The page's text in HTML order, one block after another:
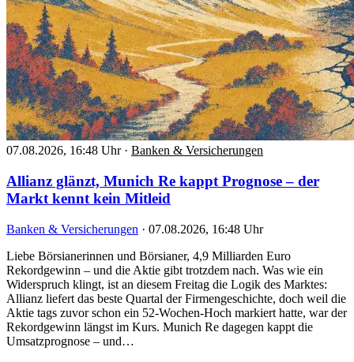
07.08.2026, 16:48 Uhr · Banken & Versicherungen
Allianz glänzt, Munich Re kappt Prognose – der
Markt kennt kein Mitleid
Banken & Versicherungen · 07.08.2026, 16:48 Uhr
Liebe Börsianerinnen und Börsianer, 4,9 Milliarden Euro
Rekordgewinn – und die Aktie gibt trotzdem nach. Was wie ein
Widerspruch klingt, ist an diesem Freitag die Logik des Marktes:
Allianz liefert das beste Quartal der Firmengeschichte, doch weil die
Aktie tags zuvor schon ein 52-Wochen-Hoch markiert hatte, war der
Rekordgewinn längst im Kurs. Munich Re dagegen kappt die
Umsatzprognose – und…